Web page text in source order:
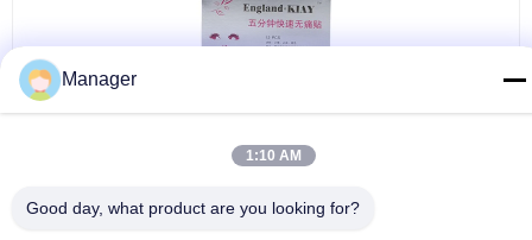
χειλικού αναισθητικού
Γλώσσα αλλαγής
Manager
1:10 AM
Good day, what product are you looking for?